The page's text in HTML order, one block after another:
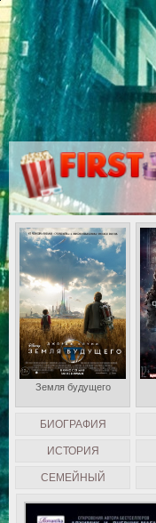
БИОГРАФИЯ
ИСТОРИЯ
СЕМЕЙНЫЙ
Земля будущего